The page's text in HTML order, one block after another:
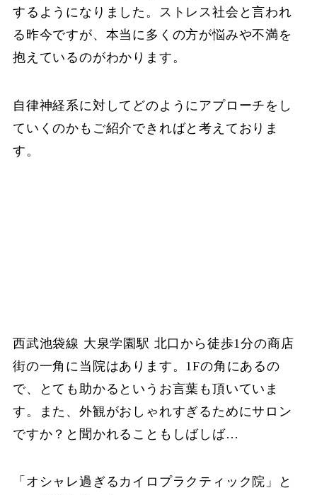
するようになりました。ストレス社会と言われ
る昨今ですが、本当に多くの方が悩みや不満を
抱えているのがわかります。
自律神経系に対してどのようにアプローチをし
ていくのかもご紹介できればと考えておりま
す。
西武池袋線 大泉学園駅 北口から徒歩1分の商店
街の一角に当院はあります。1Fの角にあるの
で、とても助かるというお言葉も頂いていま
す。また、外観がおしゃれすぎるためにサロン
ですか？と聞かれることもしばしば…
「オシャレ過ぎるカイロプラクティック院」と